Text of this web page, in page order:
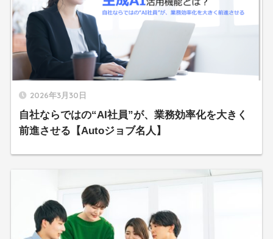
2026年3月30日
自社ならではの“AI社員”が、業務効率化を大きく
前進させる【Autoジョブ名人】